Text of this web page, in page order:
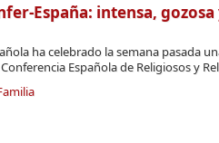
España: intensa,
ha celebrado la semana pasada
Española de Religiosos y